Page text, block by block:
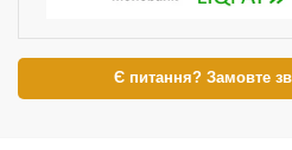
Є питання? Замовте